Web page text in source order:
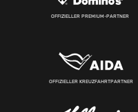
OFFIZIELLER PREMIUM-PARTNER
OFFIZIELLER KREUZFAHRTPARTNER